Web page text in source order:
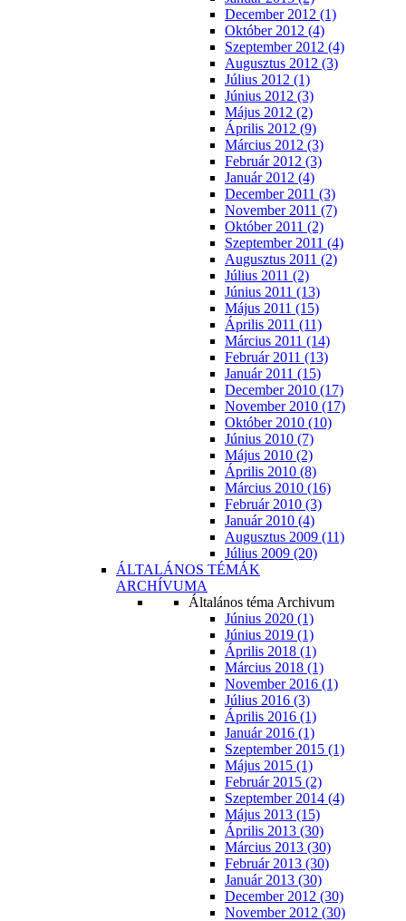
December 2012 (1)
Október 2012 (4)
Szeptember 2012 (4)
Augusztus 2012 (3)
Július 2012 (1)
Június 2012 (3)
Május 2012 (2)
Április 2012 (9)
Március 2012 (3)
Február 2012 (3)
Január 2012 (4)
December 2011 (3)
November 2011 (7)
Október 2011 (2)
Szeptember 2011 (4)
Augusztus 2011 (2)
Július 2011 (2)
Június 2011 (13)
Május 2011 (15)
Április 2011 (11)
Március 2011 (14)
Február 2011 (13)
Január 2011 (15)
December 2010 (17)
November 2010 (17)
Október 2010 (10)
Június 2010 (7)
Május 2010 (2)
Április 2010 (8)
Március 2010 (16)
Február 2010 (3)
Január 2010 (4)
Augusztus 2009 (11)
Július 2009 (20)
ÁLTALÁNOS TÉMÁK
ARCHÍVUMA
Általános téma Archivum
Június 2020 (1)
Június 2019 (1)
Április 2018 (1)
Március 2018 (1)
November 2016 (1)
Július 2016 (3)
Április 2016 (1)
Január 2016 (1)
Szeptember 2015 (1)
Május 2015 (1)
Február 2015 (2)
Szeptember 2014 (4)
Május 2013 (15)
Április 2013 (30)
Március 2013 (30)
Február 2013 (30)
Január 2013 (30)
December 2012 (30)
November 2012 (30)